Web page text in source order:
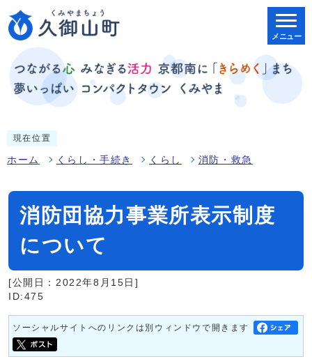
メニュー
現在位置
ホーム くらし・手続き くらし 消防・救急
消防団協力事業所表示制度
について
[公開日：2022年8月15日]
ID:475
ソーシャルサイトへのリンクは別ウィンドウで開きます